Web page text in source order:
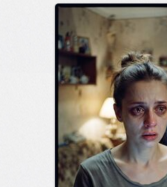
позитива!07:38Сегодня